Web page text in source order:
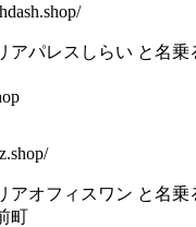
アパレスしらい と名乗
アオフィスワン と名乗
町